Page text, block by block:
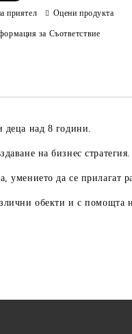
приятел Оцени продукта
за Съответствие
деца над 8 години.
на бизнес стратегия.
умението да се прилагат
обекти и с помощта